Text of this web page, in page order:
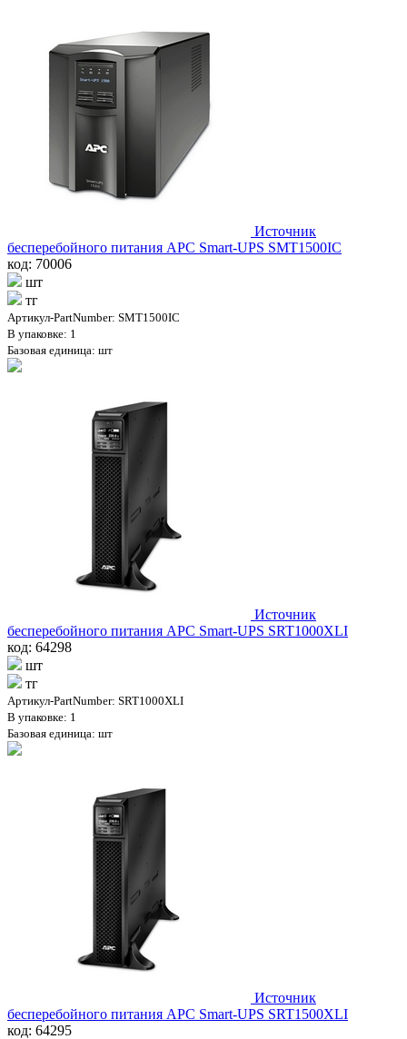
Источник
бесперебойного питания APC Smart-UPS SMT1500IC
код: 70006
шт
тг
Артикул-PartNumber: SMT1500IC
В упаковке: 1
Базовая единица: шт
Источник
бесперебойного питания APC Smart-UPS SRT1000XLI
код: 64298
шт
тг
Артикул-PartNumber: SRT1000XLI
В упаковке: 1
Базовая единица: шт
Источник
бесперебойного питания APC Smart-UPS SRT1500XLI
код: 64295